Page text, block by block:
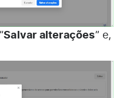
Salvar alterações” e,